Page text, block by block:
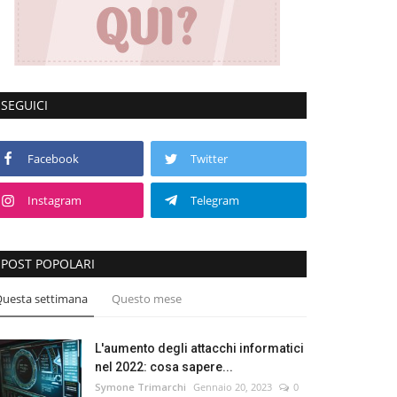
SEGUICI
Facebook Twitter
Instagram Telegram
POST POPOLARI
settimana Questo mese
L'aumento degli attacchi informatici
nel 2022: cosa sapere...
Symone Trimarchi Gennaio 20, 2023 0